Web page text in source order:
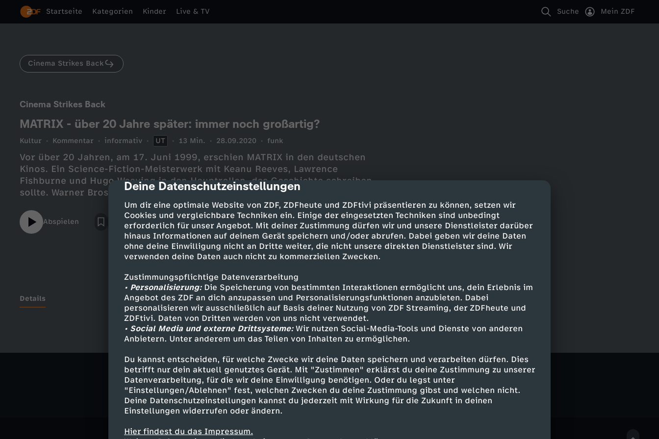
cmp-dialog-description
Deine Datenschutzeinstellungen
Um dir eine optimale Website von ZDF, ZDFheute und ZDFtivi präsentieren zu können, setzen wir
Cookies und vergleichbare Techniken ein. Einige der eingesetzten Techniken sind unbedingt
erforderlich für unser Angebot. Mit deiner Zustimmung dürfen wir und unsere Dienstleister darüber
hinaus Informationen auf deinem Gerät speichern und/oder abrufen. Dabei geben wir deine Daten
ohne deine Einwilligung nicht an Dritte weiter, die nicht unsere direkten Dienstleister sind. Wir
verwenden deine Daten auch nicht zu kommerziellen Zwecken.
Zustimmungspflichtige Datenverarbeitung
• Personalisierung:Die Speicherung von bestimmten Interaktionen ermöglicht uns, dein Erlebnis im
Angebot des ZDF an dich anzupassen und Personalisierungsfunktionen anzubieten. Dabei
personalisieren wir ausschließlich auf Basis deiner Nutzung von ZDF Streaming, der ZDFheute und
ZDFtivi. Daten von Dritten werden von uns nicht verwendet.
• Social Media und externe Drittsysteme:Wir nutzen Social-Media-Tools und Dienste von anderen
Anbietern. Unter anderem um das Teilen von Inhalten zu ermöglichen.
Du kannst entscheiden, für welche Zwecke wir deine Daten speichern und verarbeiten dürfen. Dies
betrifft nur dein aktuell genutztes Gerät. Mit "Zustimmen" erklärst du deine Zustimmung zu unserer
Datenverarbeitung, für die wir deine Einwilligung benötigen. Oder du legst unter
"Einstellungen/Ablehnen" fest, welchen Zwecken du deine Zustimmung gibst und welchen nicht.
Deine Datenschutzeinstellungen kannst du jederzeit mit Wirkung für die Zukunft in deinen
Einstellungen widerrufen oder ändern.
Hier findest du das Impressum.
Startseite Kategorien Kinder Live & TV Suche Mein ZDF
Cinema Strikes Back
Cinema Strikes Back
MATRIX - über 20 Jahre später: immer noch großartig?
Kultur Kommentar informativ UT 13 Min. 28.09.2020 funk
Vor über 20 Jahren, am 17. Juni 1999, erschien MATRIX in den deutschen
Kinos. Ein Science-Fiction-Meisterwerk mit Keanu Reeves, Lawrence
Fishburne und Hugo Weaving in den Hauptrollen, das Geschichte schreiben
sollte. Warner Bros. Super-Blockbuster machte die Wachowskis zu Stars,
festigte Keanu Reeves Weltruhm und schuf einen Film, der mit MATRIX
RELOADED und MATRIX REVOLUTIONS unrühmlich fortgeführt wurde.
Während MATRIX 4 gedreht wird, gehen wir einen Schritt zurück und
fragen uns: Ist MATRIX noch immer so großartig wie damals? Wie ist der
Film gealtert? Welche Themen behandelt der Film? Das erfahrt ihr in
diesem neuen Special von Alper hier auf Cinema Strikes Back.
Abspielen
Details
Ähnliche Inhalte entdecken
Kultur Kommentar informativ Untertitel Cinema Strikes Back